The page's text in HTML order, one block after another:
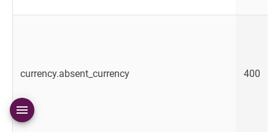
currency.absent_currency 400